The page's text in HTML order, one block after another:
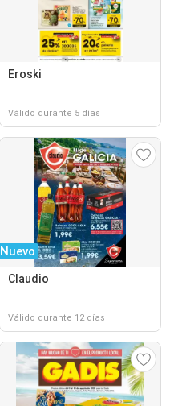
Eroski
Válido durante 5 días
Nuevo
Claudio
Válido durante 12 días